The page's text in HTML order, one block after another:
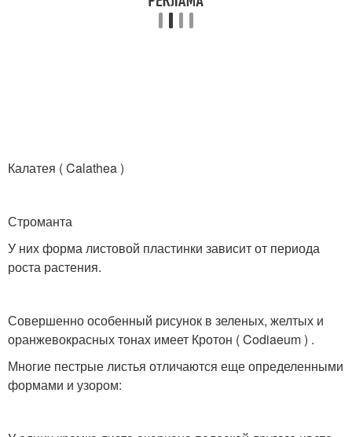
Калатея ( Calathea )
Строманта
У них форма листовой пластинки зависит от периода
роста растения.
Совершенно особенный рисунок в зеленых, желтых и
оранжевокрасных тонах имеет Кротон ( Codiaeum ) .
Многие пестрые листья отличаются еще определенными
формами и узором: